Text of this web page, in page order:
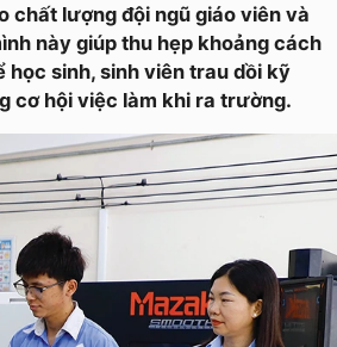
chất lượng đội ngũ giáo viên và
này giúp thu hẹp khoảng cách
sinh, sinh viên trau dồi kỹ
cơ hội việc làm khi ra trường.